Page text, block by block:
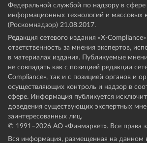
Федеральной службой по надзору в сфере
информационных технологий и массовых
(Роскомнадзор) 21.08.2017.
Редакция сетевого издания «X-
ответственность за мнения экспертов,
в материалах издания. Публикуемые
не совпадать как с позицией редакции
Compliance», так и с позицией органов и
осуществляющих контроль и надзор в
сфере. Информация публикуется
доведения существующих экспертных
заинтересованных лиц.
© 1991–2026 АО «Финмаркет». Все права
Вся информация, размещенная на данном